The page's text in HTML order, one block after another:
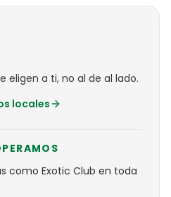
eligen a ti, no al de al lado.
locales
como Exotic Club en toda